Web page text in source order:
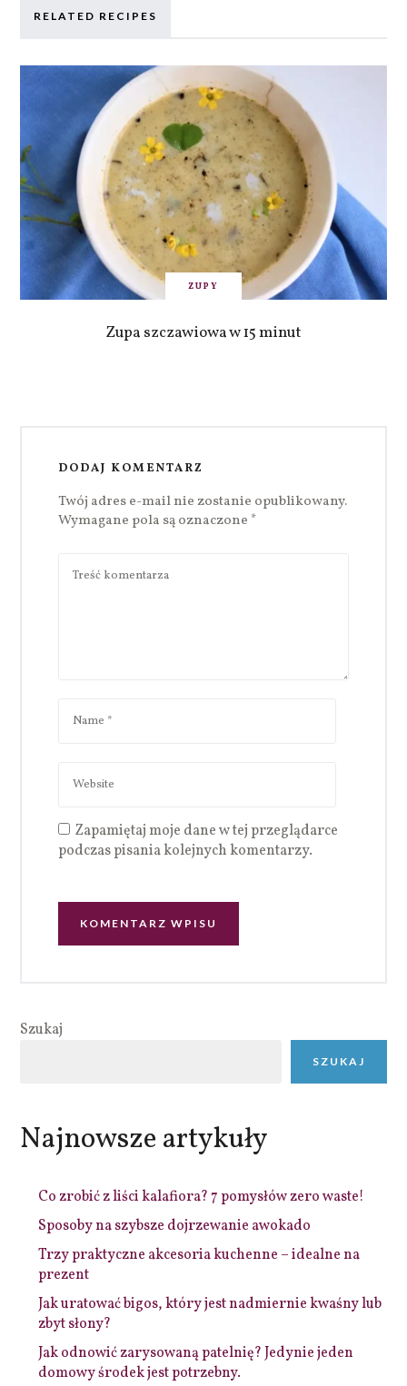
RELATED RECIPES
ZUPY
Zupa szczawiowa w 15 minut
DODAJ KOMENTARZ
Twój adres e-mail nie zostanie opublikowany.
Wymagane pola są oznaczone *
Zapamiętaj moje dane w tej przeglądarce
podczas pisania kolejnych komentarzy.
Szukaj
SZUKAJ
Najnowsze artykuły
Co zrobić z liści kalafiora? 7 pomysłów zero waste!
Sposoby na szybsze dojrzewanie awokado
Trzy praktyczne akcesoria kuchenne – idealne na
prezent
Jak uratować bigos, który jest nadmiernie kwaśny lub
zbyt słony?
Jak odnowić zarysowaną patelnię? Jedynie jeden
domowy środek jest potrzebny.